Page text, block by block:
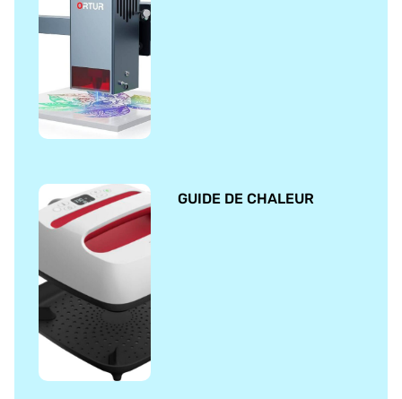
GUIDE DE CHALEUR